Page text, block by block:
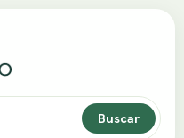
Buscar